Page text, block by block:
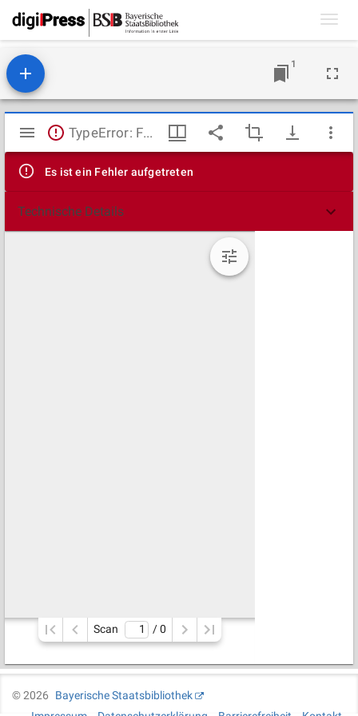
1
Mirador
Viewer
TypeError: Failed to fetch
Es ist ein Fehler aufgetreten
Technische Details
Scan / 0
©2026
Bayerische Staatsbibliothek